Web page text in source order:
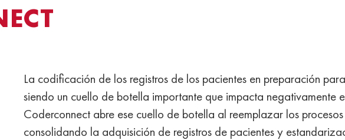
La codificación de los registros de los pacientes en preparación
siendo un cuello de botella importante que impacta negativamente
Coderconnect abre ese cuello de botella al reemplazar los
consolidando la adquisición de registros de pacientes y